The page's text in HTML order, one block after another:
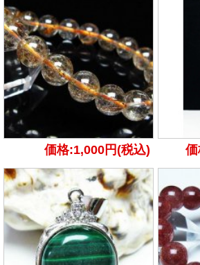
価格:1,000円(税込)